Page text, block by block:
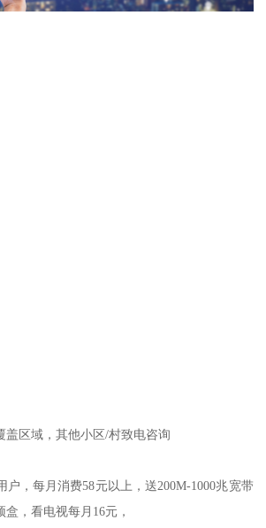
盖区域，其他小区/村致电咨询
户，每月消费58元以上，送200M-1000兆宽带
，看电视每月16元，